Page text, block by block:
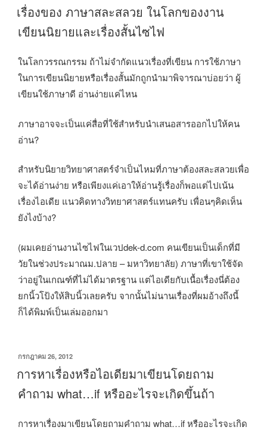
วัน
ที่
เรื่องของ ภาษาสละสลวย ในโลกของงาน
เขียนนิยายและเรื่องสั้นไซไฟ
ในโลกวรรณกรรม ถ้าไม่จำกัดแนวเรื่องที่เขียน การใช้ภาษา
ในการเขียนนิยายหรือเรื่องสั้นมักถูกนำมาพิจารณาบ่อยว่า ผู้
เขียนใช้ภาษาดี อ่านง่ายแค่ไหน
ภาษาอาจจะเป็นแค่สื่อที่ใช้สำหรับนำเสนอสารออกไปให้คน
อ่าน?
สำหรับนิยายวิทยาศาสตร์จำเป็นไหมที่ภาษาต้องสละสลวยเพื่อ
จะได้อ่านง่าย หรือเพียงแค่เอาให้อ่านรู้เรื่องก็พอแต่ไปเน้น
เรื่องไอเดีย แนวคิดทางวิทยาศาสตร์แทนครับ เพื่อนๆคิดเห็น
ยังไงบ้าง?
(ผมเคยอ่านงานไซไฟในเวปdek-d.com คนเขียนเป็นเด็กที่มี
วัยในช่วงประมาณม.ปลาย – มหาวิทยาลัย) ภาษาที่เขาใช้จัด
ว่าอยู่ในเกณฑ์ที่ไม่ได้มาตรฐาน แต่ไอเดียกับเนื้อเรื่องนี่ต้อง
ยกนิ้วโป้งให้สิบนิ้วเลยครับ จากนั้นไม่นานเรื่องที่ผมอ้างถึงนี้
ก็ได้พิมพ์เป็นเล่มออกมา
เขียน
ที่
กรกฎาคม 26, 2012
การหาเรื่องหรือไอเดียมาเขียนโดยถาม
คำถาม what…if หรืออะไรจะเกิดขึ้นถ้า
การหาเรื่องมาเขียนโดยถามคำถาม what…if หรืออะไรจะเกิด